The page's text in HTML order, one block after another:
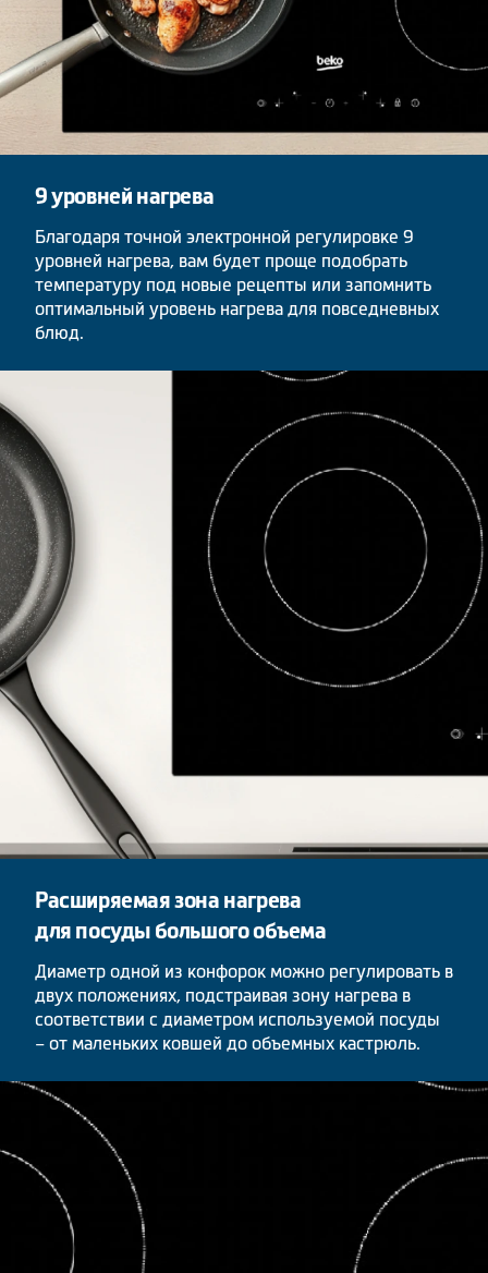
9 уровней нагрева
Благодаря точной электронной регулировке 9
уровней нагрева, вам будет проще подобрать
температуру под новые рецепты или запомнить
оптимальный уровень нагрева для повседневных
блюд.
Расширяемая зона нагрева
для посуды большого объема
Диаметр одной из конфорок можно регулировать в
двух положениях, подстраивая зону нагрева в
соответствии с диаметром используемой посуды
– от маленьких ковшей до объемных кастрюль.